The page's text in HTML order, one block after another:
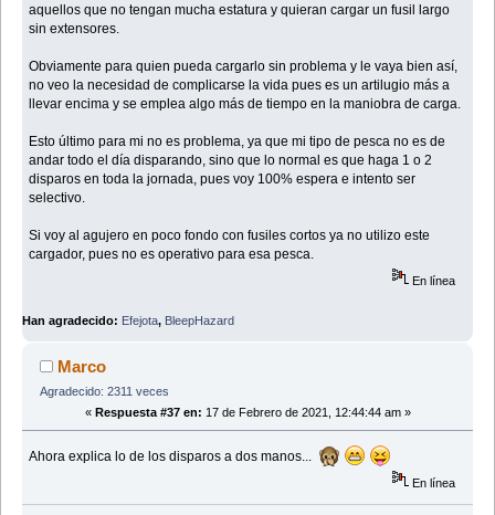
aquellos que no tengan mucha estatura y quieran cargar un fusil largo
sin extensores.
Obviamente para quien pueda cargarlo sin problema y le vaya bien así,
no veo la necesidad de complicarse la vida pues es un artilugio más a
llevar encima y se emplea algo más de tiempo en la maniobra de carga.
Esto último para mi no es problema, ya que mi tipo de pesca no es de
andar todo el día disparando, sino que lo normal es que haga 1 o 2
disparos en toda la jornada, pues voy 100% espera e intento ser
selectivo.
Si voy al agujero en poco fondo con fusiles cortos ya no utilizo este
cargador, pues no es operativo para esa pesca.
En línea
Han agradecido: Efejota, BleepHazard
Marco
Agradecido: 2311 veces
« Respuesta #37 en: 17 de Febrero de 2021, 12:44:44 am »
Ahora explica lo de los disparos a dos manos...
En línea